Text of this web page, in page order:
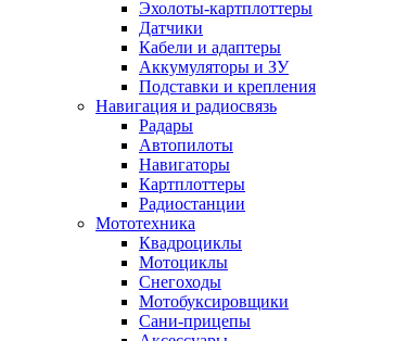
Эхолоты-картплоттеры
Датчики
Кабели и адаптеры
Аккумуляторы и ЗУ
Подставки и крепления
Навигация и радиосвязь
Радары
Автопилоты
Навигаторы
Картплоттеры
Радиостанции
Мототехника
Квадроциклы
Мотоциклы
Снегоходы
Мотобуксировщики
Сани-прицепы